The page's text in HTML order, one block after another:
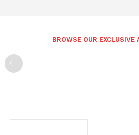
BROWSE OUR EXCLUSIVE